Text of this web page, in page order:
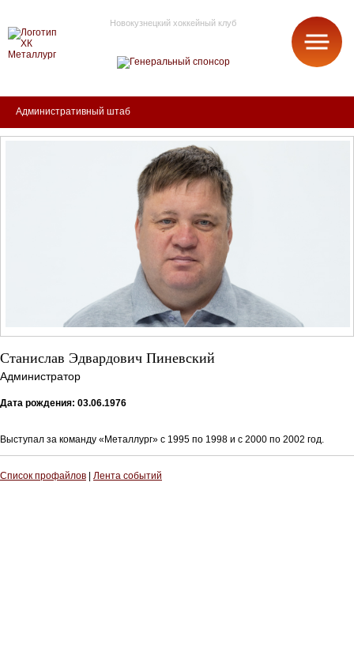
Новокузнецкий хоккейный клуб
Административный штаб
Станислав Эдвардович Пиневский
Администратор
Дата рождения: 03.06.1976
Выступал за команду «Металлург» с 1995 по 1998 и с 2000 по 2002 год.
Список профайлов Лента событий